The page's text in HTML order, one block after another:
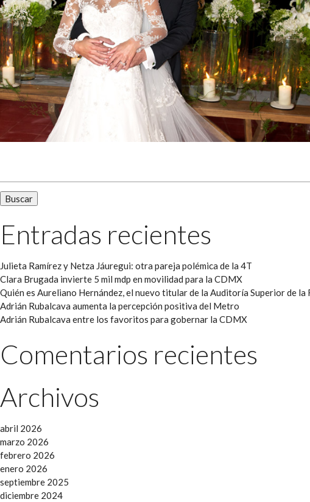
Entradas recientes
Julieta Ramírez y Netza Jáuregui: otra pareja polémica de la 4T
Clara Brugada invierte 5 mil mdp en movilidad para la CDMX
Quién es Aureliano Hernández, el nuevo titular de la Auditoría Superior de la
Adrián Rubalcava aumenta la percepción positiva del Metro
Adrián Rubalcava entre los favoritos para gobernar la CDMX
Comentarios recientes
Archivos
abril 2026
marzo 2026
febrero 2026
enero 2026
septiembre 2025
diciembre 2024